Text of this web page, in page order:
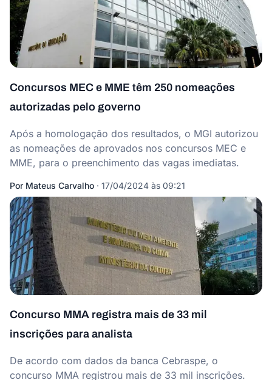
Concursos MEC e MME têm 250 nomeações
autorizadas pelo governo
Após a homologação dos resultados, o MGI autorizou
as nomeações de aprovados nos concursos MEC e
MME, para o preenchimento das vagas imediatas.
Por Mateus Carvalho · 17/04/2024 às 09:21
Concurso MMA registra mais de 33 mil
inscrições para analista
De acordo com dados da banca Cebraspe, o
concurso MMA registrou mais de 33 mil inscrições.